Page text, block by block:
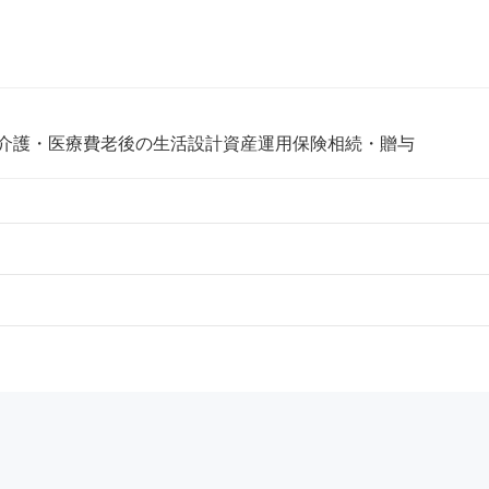
護・医療費老後の生活設計資産運用保険相続・贈与